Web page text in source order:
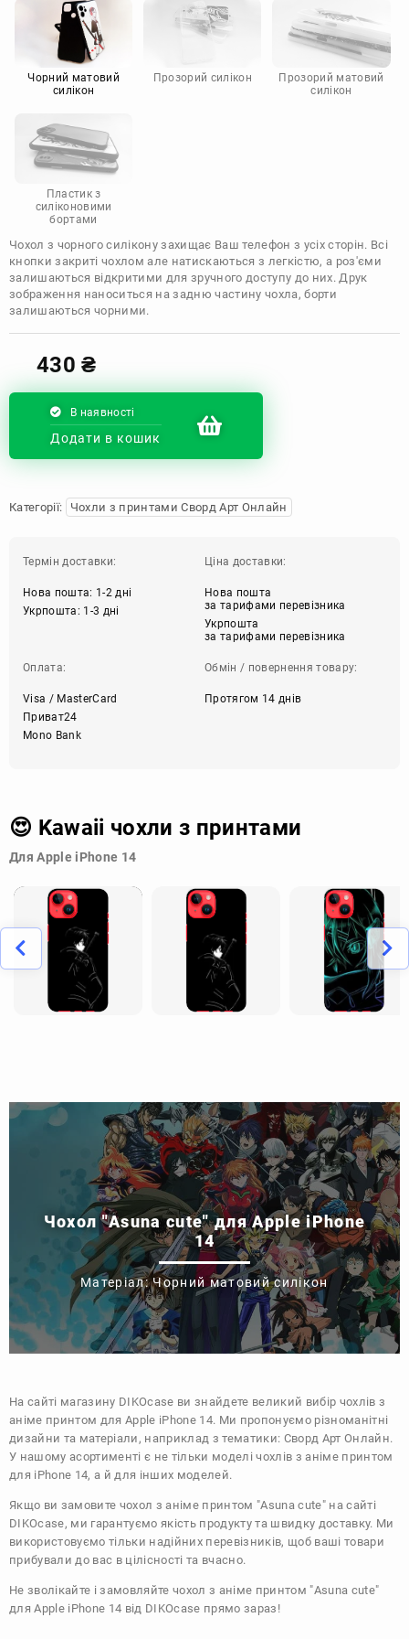
Motorola
Чорний матовий
силікон
Прозорий силікон
Прозорий матовий
силікон
Пластик з
силіконовими
бортами
Чохол з чорного силікону захищає Ваш телефон з усіх сторін. Всі
кнопки закриті чохлом але натискаються з легкістю, а роз'єми
залишаються відкритими для зручного доступу до них. Друк
зображення наноситься на задню частину чохла, борти
залишаються чорними.
430₴
В наявності
Додати в кошик
Категорії: Чохли з принтами Сворд Арт Онлайн
Термін доставки:
Нова пошта: 1-2 дні
Укрпошта: 1-3 дні
Ціна доставки:
Нова пошта
за тарифами перевізника
Укрпошта
за тарифами перевізника
Оплата:
Visa / MasterCard
Приват24
Mono Bank
Обмін / повернення товару:
Протягом 14 днів
😍 Kawaii чохли з принтами
Для Apple iPhone 14
Чохол "Asuna cute" для Apple iPhone
14
Матеріал: Чорний матовий силікон
На сайті магазину DIKOcase ви знайдете великий вибір чохлів з
аніме принтом для Apple iPhone 14. Ми пропонуємо різноманітні
дизайни та матеріали, наприклад з тематики: Сворд Арт Онлайн.
У нашому асортименті є не тільки моделі чохлів з аніме принтом
для iPhone 14, а й для інших моделей.
Якщо ви замовите чохол з аніме принтом "Asuna cute" на сайті
DIKOcase, ми гарантуємо якість продукту та швидку доставку. Ми
використовуємо тільки надійних перевізників, щоб ваші товари
прибували до вас в цілісності та вчасно.
Не зволікайте і замовляйте чохол з аніме принтом "Asuna cute"
для Apple iPhone 14 від DIKOcase прямо зараз!